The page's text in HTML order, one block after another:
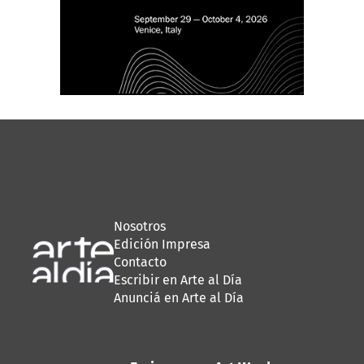
Nosotros
Edición Impresa
Contacto
Escribir en Arte al Día
Anunciá en Arte al Día